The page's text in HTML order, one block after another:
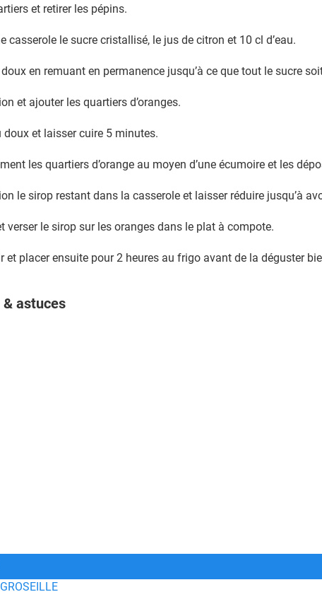
et retirer les pépins.
casserole le sucre cristallisé, le jus de citron et 10 cl d’eau.
en remuant en permanence jusqu’à ce que tout le sucre
et ajouter les quartiers d’oranges.
doux et laisser cuire 5 minutes.
les quartiers d’orange au moyen d’une écumoire et les
le sirop restant dans la casserole et laisser réduire jusqu’à
verser le sirop sur les oranges dans le plat à compote.
et placer ensuite pour 2 heures au frigo avant de la déguster
astuces